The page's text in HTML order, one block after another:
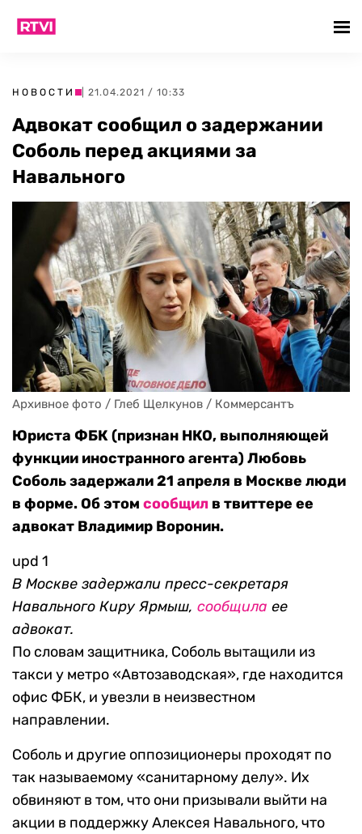
НОВОСТИ | 21.04.2021 / 10:33
Адвокат сообщил о задержании
Соболь перед акциями за
Навального
Архивное фото / Глеб Щелкунов / Коммерсантъ
Юриста ФБК (признан НКО, выполняющей
функции иностранного агента) Любовь
Соболь задержали 21 апреля в Москве люди
в форме. Об этом сообщил в твиттере ее
адвокат Владимир Воронин.
upd 1
В Москве задержали пресс-секретаря
Навального Киру Ярмыш, сообщила ее
адвокат.
По словам защитника, Соболь вытащили из
такси у метро «Автозаводская», где находится
офис ФБК, и увезли в неизвестном
направлении.
Соболь и другие оппозиционеры проходят по
так называемому «санитарному делу». Их
обвиняют в том, что они призывали выйти на
акции в поддержку Алексея Навального, что